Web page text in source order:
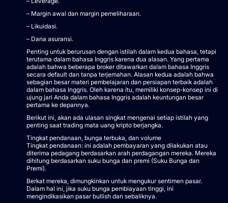
– Margin awal dan margin pemeliharaan.
– Likuidasi.
– Dana asuransi.
Penting untuk berurusan dengan istilah dalam kedua bahasa, tetapi
terutama dalam bahasa Inggris karena dua alasan. Yang pertama
adalah bahwa beberapa broker ditawarkan dalam bahasa Inggris
secara default dan tanpa terjemahan. Alasan kedua adalah bahwa
sebagian besar materi pembelajaran dan persiapan terbaik adalah
dalam bahasa Inggris. Oleh karena itu, memiliki konsep-konsep ini di
ujung jari Anda dalam bahasa Inggris adalah keuntungan besar
pertama ke depannya.
Berikut ini, akan ada ulasan singkat mengenai setiap istilah yang
penting saat trading mata uang kripto berjangka.
Tingkat pendanaan, bunga terbuka, dan volume
Tingkat pendanaan: ini adalah pembayaran yang dilakukan atau
diterima pedagang berdasarkan arah perdagangan mereka. Mereka
dihitung berdasarkan suku bunga dan premi (Suku Bunga dan
Premi).
Berkat mereka, dimungkinkan untuk mengukur sentimen pasar.
Dalam hal ini, jika suku bunga pembiayaan tinggi, ini
mengindikasikan pasar bullish dan sebaliknya.